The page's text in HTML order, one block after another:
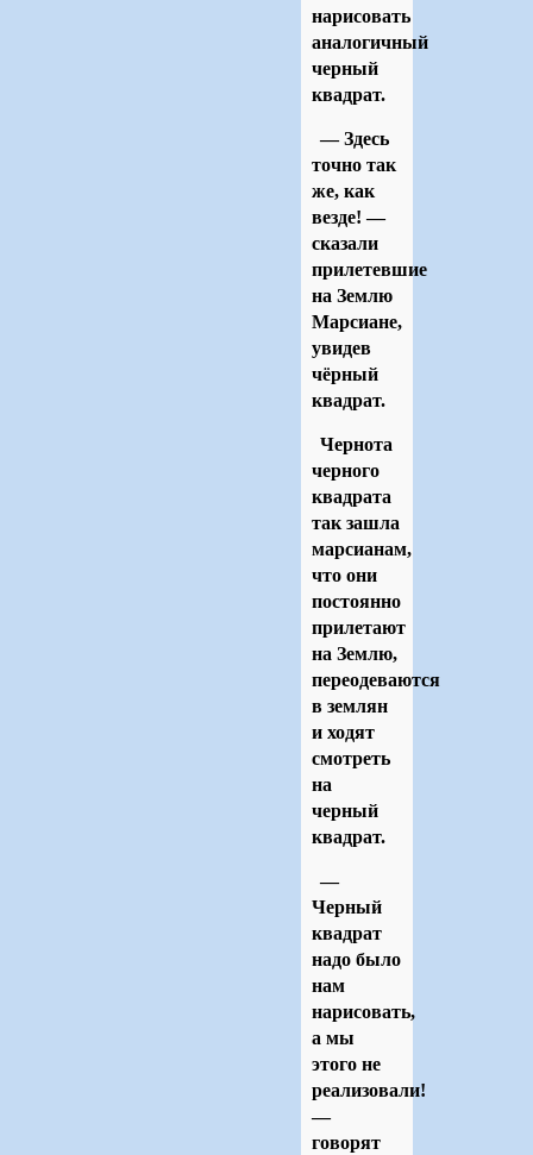
нарисовать
аналогичный
черный
квадрат.
— Здесь
точно так
же, как
везде! —
сказали
прилетевшие
на Землю
Марсиане,
увидев
чёрный
квадрат.
Чернота
черного
квадрата
так зашла
марсианам,
что они
постоянно
прилетают
на Землю,
переодеваются
в землян
и ходят
смотреть
на
черный
квадрат.
—
Черный
квадрат
надо было
нам
нарисовать,
а мы
этого не
реализовали!
—
говорят